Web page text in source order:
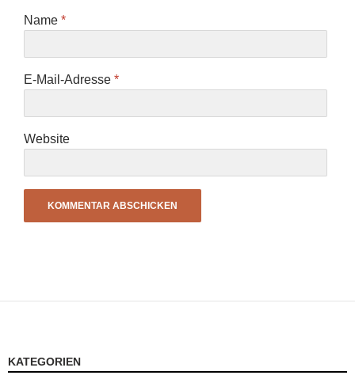
Name *
E-Mail-Adresse *
Website
KATEGORIEN